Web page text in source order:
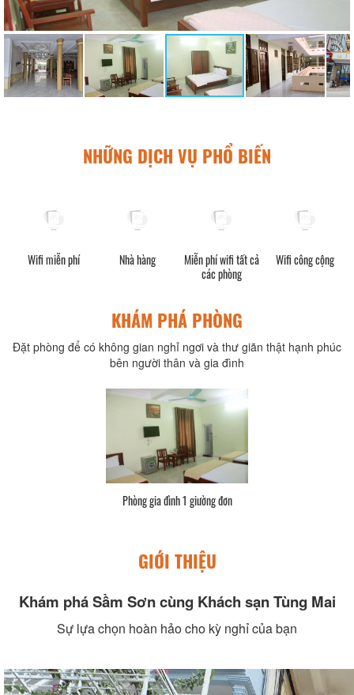
NHỮNG DỊCH VỤ PHỔ BIẾN
Dịch vụ công cộng Wifi miễn phí Nhà hàng
Miễn phí wifi tất cả
KHÁM PHÁ PHÒNG
Đặt phòng để có không gian nghỉ ngơi và thư giãn thật hạnh phúc
bên người thân và gia đình
Phòng đôi 2 giường đơn
GIỚI THIỆU
Khám phá Sầm Sơn cùng Khách sạn Tùng Mai
Sự lựa chọn hoàn hảo cho kỳ nghỉ của bạn